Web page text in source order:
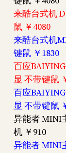
来酷台式机
鼠 ￥4080
来酷台式机
键鼠 ￥1830
百应
显 不带键鼠
百应BAIYING
显 不带键鼠
异能者 MINI
机 ￥910
异能者 MINI